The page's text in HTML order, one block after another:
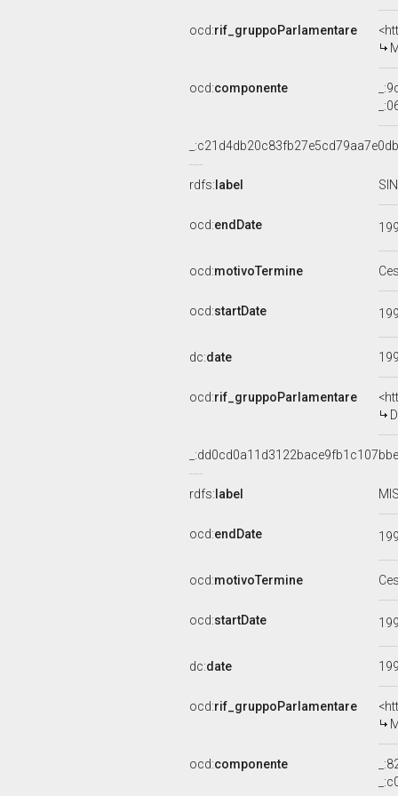
ocd:rif_gruppoParlamentare
ocd:componente
rdfs: label
ocd:endDate
ocd:motivoTermine
ocd:startDate
dc:date
ocd:rif_gruppoParlamentare
rdfs: label
ocd:endDate
ocd:motivoTermine
ocd:startDate
dc:date
ocd:rif_gruppoParlamentare
ocd:componente